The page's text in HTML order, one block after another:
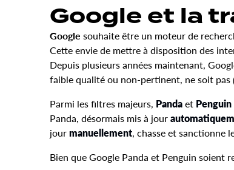
Google et la
Google souhaite être un moteur de
Cette envie de mettre à disposition des
Depuis plusieurs années maintenant,
faible qualité ou non-pertinent, ne soit pas
Parmi les filtres majeurs, Pandaet Penguin
Panda, désormais mis à jour
jourmanuellement, chasse et sanctionne
Bien que Google Panda et Penguin soient